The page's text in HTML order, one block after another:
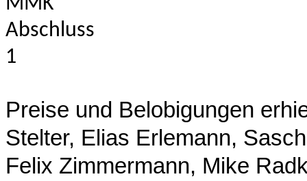
Preise und Belobigungen
Stelter, Elias Erlemann,
Felix Zimmermann, Mike